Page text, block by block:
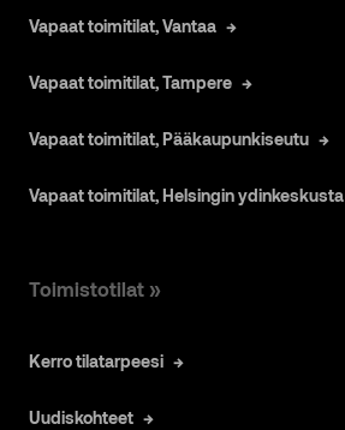
Vapaat toimitilat, Vantaa
Vapaat toimitilat, Tampere
Vapaat toimitilat, Pääkaupunkiseutu
Vapaat toimitilat, Helsingin ydinkeskusta
Toimistotilat »
Kerro tilatarpeesi
Uudiskohteet